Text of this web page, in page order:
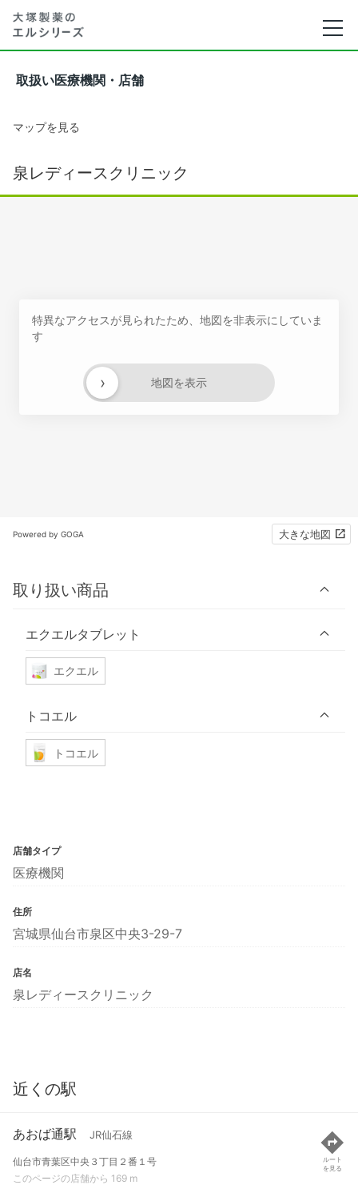
取扱い医療機関・店舗
マップを見る
泉レディースクリニック
特異なアクセスが見られたため、地図を非表示にしていま
す
地図を表示
›
Powered by GOGA 大きな地図
取り扱い商品
エクエルタブレット
エクエル
トコエル
トコエル
店舗タイプ
医療機関
住所
宮城県仙台市泉区中央3-29-7
店名
泉レディースクリニック
近くの駅
あおば通駅 JR仙石線
仙台市青葉区中央３丁目２番１号
このページの店舗から 169 m
ルート
を見る